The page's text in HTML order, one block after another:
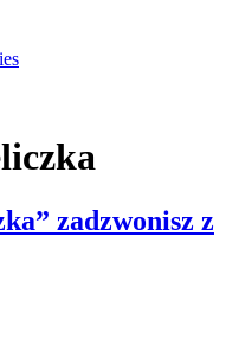
zadzwonisz z